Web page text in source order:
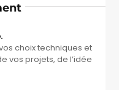
choix techniques et
vos projets, de l’idée